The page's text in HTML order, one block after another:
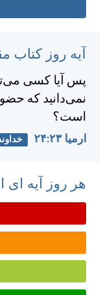
آیه روز کتاب
پس آيا كسی
نمی‌دانيد كه
است؟
ارميا ۲۳:‏۲۴
هر روز آیه ای